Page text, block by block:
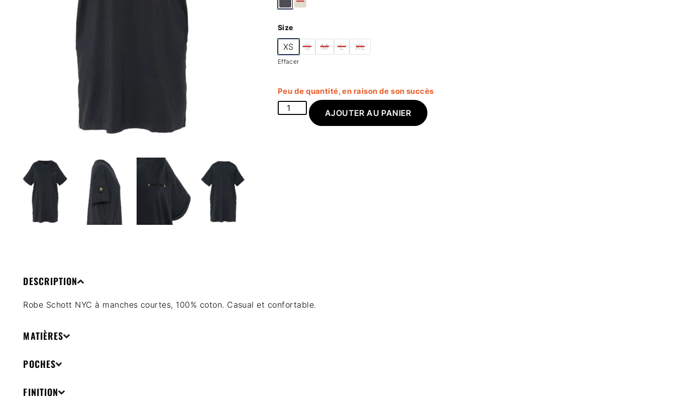
Size
L
M
S XL
XS
Effacer
Peu de quantité, en raison de son succès
AJOUTER AU PANIER
DESCRIPTION
Robe Schott NYC à manches courtes, 100% coton. Casual et confortable.
MATIÈRES
POCHES
FINITION